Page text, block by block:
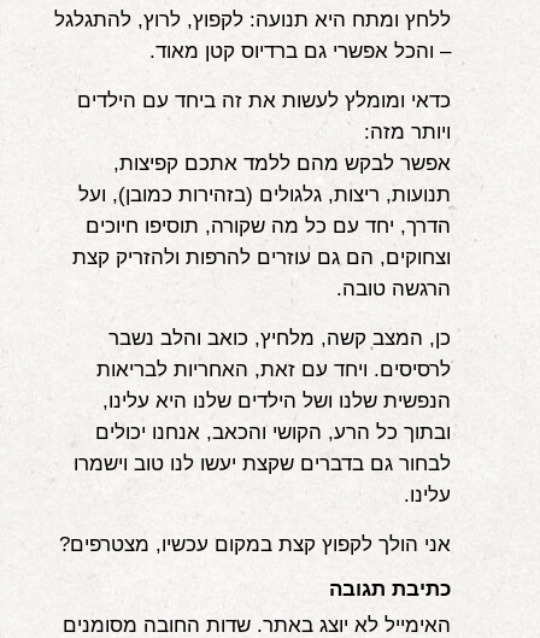
ללחץ ומתח היא תנועה: לקפוץ, לרוץ, להתגלגל
– והכל אפשרי גם ברדיוס קטן מאוד.
כדאי ומומלץ לעשות את זה ביחד עם הילדים
ויותר מזה:
אפשר לבקש מהם ללמד אתכם קפיצות,
תנועות, ריצות, גלגולים (בזהירות כמובן), ועל
הדרך, יחד עם כל מה שקורה, תוסיפו חיוכים
וצחוקים, הם גם עוזרים להרפות ולהזריק קצת
הרגשה טובה.
כן, המצב קשה, מלחיץ, כואב והלב נשבר
לרסיסים. ויחד עם זאת, האחריות לבריאות
הנפשית שלנו ושל הילדים שלנו היא עלינו,
ובתוך כל הרע, הקושי והכאב, אנחנו יכולים
לבחור גם בדברים שקצת יעשו לנו טוב וישמרו
עלינו.
אני הולך לקפוץ קצת במקום עכשיו, מצטרפים?
כתיבת תגובה
האימייל לא יוצג באתר. שדות החובה מסומנים